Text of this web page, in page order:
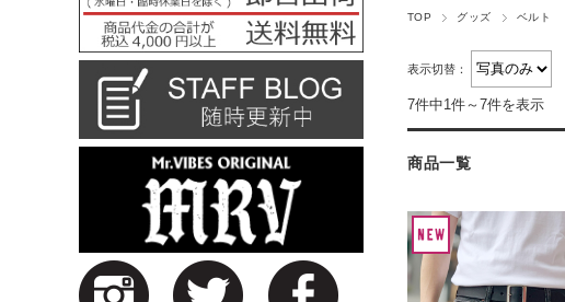
TOP グッズ ベルト
表示切替：
7件中1件～7件を表示
商品一覧